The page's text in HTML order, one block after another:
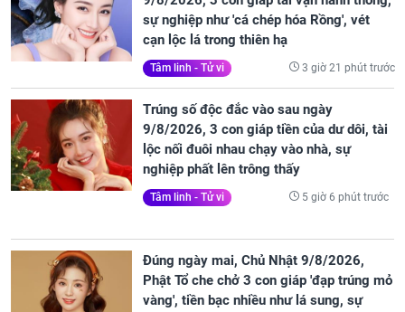
sự nghiệp như 'cá chép hóa Rồng', vét
cạn lộc lá trong thiên hạ
Tâm linh - Tử vi 3 giờ 21 phút trước
Trúng số độc đắc vào sau ngày
9/8/2026, 3 con giáp tiền của dư dôi, tài
lộc nối đuôi nhau chạy vào nhà, sự
nghiệp phất lên trông thấy
Tâm linh - Tử vi 5 giờ 6 phút trước
Đúng ngày mai, Chủ Nhật 9/8/2026,
Phật Tổ che chở 3 con giáp 'đạp trúng mỏ
vàng', tiền bạc nhiều như lá sung, sự